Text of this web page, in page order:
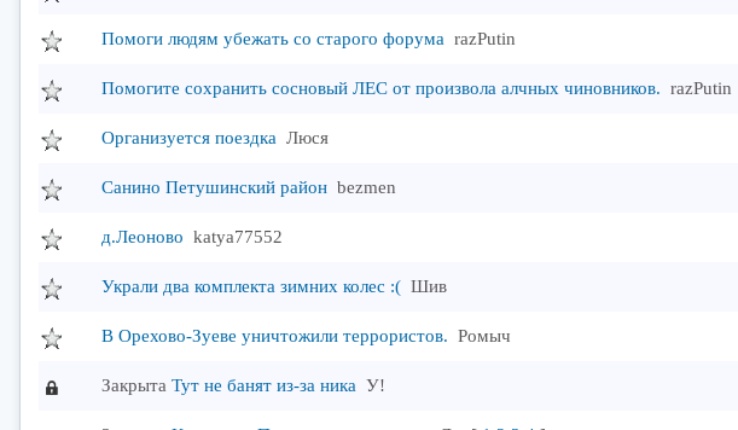
Помоги людям убежать со старого форума razPutin
Помогите сохранить сосновый ЛЕС от произвола алчных чиновников. razPutin
Организуется поездка Люся
Санино Петушинский район bezmen
д.Леоново katya77552
Украли два комплекта зимних колес :( Шив
В Орехово-Зуеве уничтожили террористов. Ромыч
Закрыта Тут не банят из-за ника У!